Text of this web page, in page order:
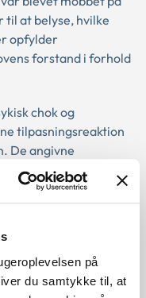
på
du samtykke til, at
til at belyse, hvilke
opfylder
forstand i forhold
chok og
tilpasningsreaktion
De angivne
vurdering
og forbigående
som ubehagelig
sig selv tilstrækkeligt